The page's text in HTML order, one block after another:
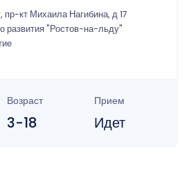
пр-кт Михаила Нагибина, д 17
развития "Ростов-на-льду"
Возраст
3-18
Прием
Идет